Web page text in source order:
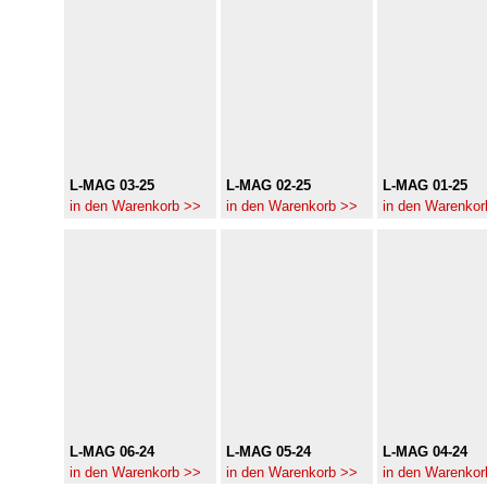
L-MAG 03-25
in den Warenkorb >>
L-MAG 02-25
in den Warenkorb >>
L-MAG 01-25
in den
L-MAG 06-24
in den Warenkorb >>
L-MAG 05-24
in den Warenkorb >>
L-MAG 04-24
in den